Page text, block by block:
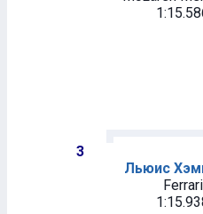
3
Льюис
Ferrari